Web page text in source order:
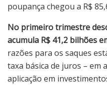
poupança chegou a R$
No primeiro trimestre
acumula R$ 41,2 bilhões
razões para os saques
taxa básica de juros – em
aplicação em